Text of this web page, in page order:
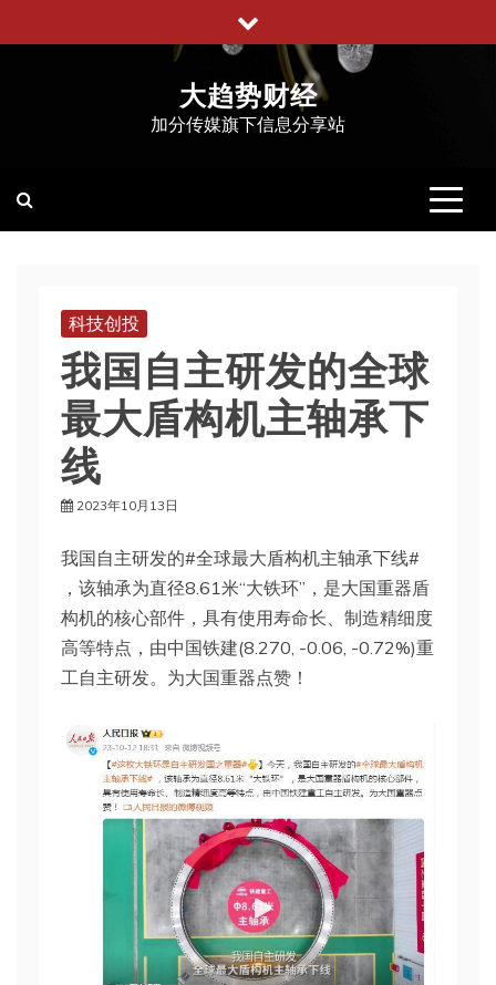
至
大趋势财经
加分传媒旗下信息分享站
科技创投
我国自主研发的全球
最大盾构机主轴承下
线
2023年10月13日
我国自主研发的#全球最大盾构机主轴承下线#
，该轴承为直径8.61米“大铁环”，是大国重器盾
构机的核心部件，具有使用寿命长、制造精细度
高等特点，由中国铁建(8.270, -0.06, -0.72%)重
工自主研发。为大国重器点赞！